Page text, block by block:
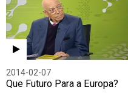
2014-02-07
Que Futuro Para a Europa?